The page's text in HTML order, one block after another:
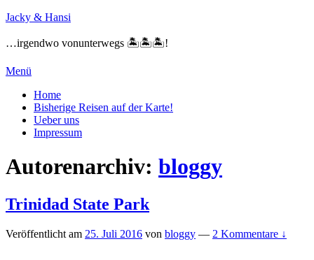
Zum
springen
Jacky & Hansi
…irgendwo vonunterwegs 🏝🏝🏝!
Menü
Primäres
Menü
Home
Bisherige Reisen auf der Karte!
Ueber uns
Impressum
Autorenarchiv: bloggy
Trinidad State Park
Veröffentlicht am 25. Juli 2016 von bloggy — 2 Kommentare ↓